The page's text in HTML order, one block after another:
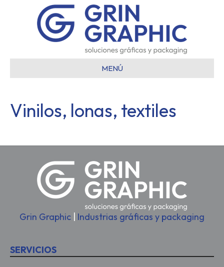
MENÚ
Vinilos, lonas, textiles
Grin Graphic Industrias gráficas y packaging
SERVICIOS